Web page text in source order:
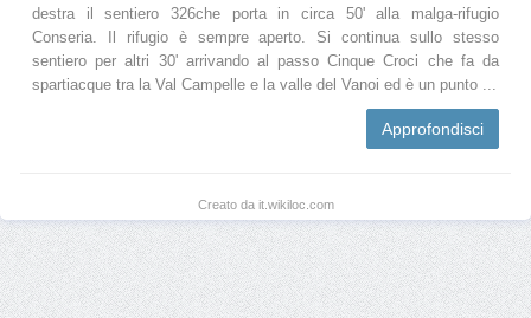
destra il sentiero 326che porta in circa 50' alla malga-rifugio
Conseria. Il rifugio è sempre aperto. Si continua sullo stesso
sentiero per altri 30' arrivando al passo Cinque Croci che fa da
spartiacque tra la Val Campelle e la valle del Vanoi ed è un punto ...
Approfondisci
Creato da it.wikiloc.com